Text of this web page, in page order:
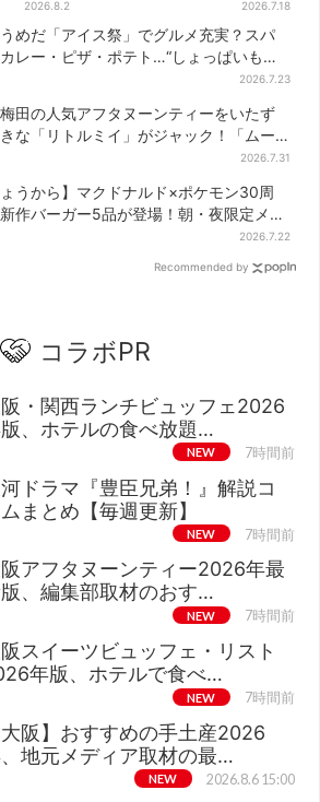
気商品
2026.8.2
店の“できたて”＆限定メニュ
ーも
2026.7.18
めだ「アイス祭」でグルメ充実？スパ
レー・ピザ・ポテト…“しょっぱいもの
2026.7.23
田の人気アフタヌーンティーをいたず
な「リトルミイ」がジャック！「ムー
2026.7.31
ょうから】マクドナルド×ポケモン30周
作バーガー5品が登場！朝・夜限定メニ
2026.7.22
Recommended by
コラボPR
・関西ランチビュッフェ2026
、ホテルの食べ放題…
NEW 7時間前
ドラマ『豊臣兄弟！』解説コ
まとめ【毎週更新】
NEW 7時間前
アフタヌーンティー2026年最
、編集部取材のおす…
NEW 7時間前
スイーツビュッフェ・リスト
年版、ホテルで食べ…
NEW 7時間前
大阪】おすすめの手土産2026
地元メディア取材の最…
NEW 2026.8.6 15:00